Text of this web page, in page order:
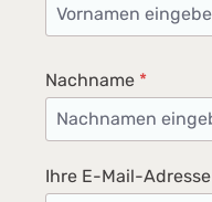
Nachname *
Ihre E-Mail-Adresse